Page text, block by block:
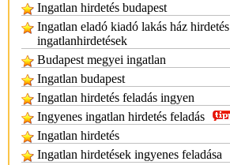
Ingatlan hirdetés budapest
Ingatlan eladó kiadó lakás ház hirdetés
ingatlanhirdetések
Budapest megyei ingatlan
Ingatlan budapest
Ingatlan hirdetés feladás ingyen
Ingyenes ingatlan hirdetés feladás
Ingatlan hirdetés
Ingatlan hirdetések ingyenes feladása